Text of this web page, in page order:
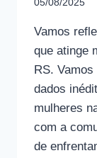
05/08/2025
Vamos
que atinge
RS.
dados
mulheres
com a
de